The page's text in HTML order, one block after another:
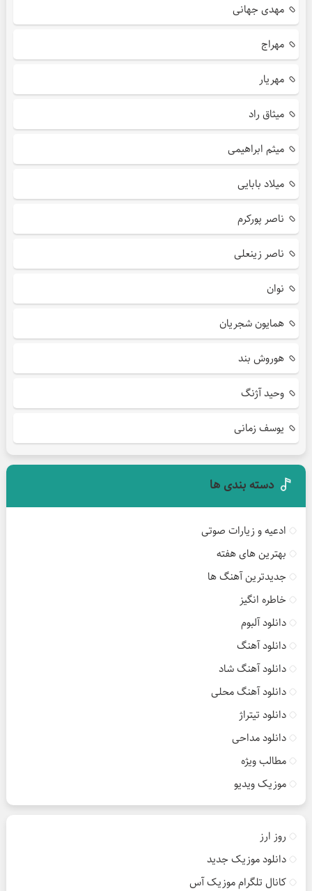
مهدی جهانی
مهراج
مهریار
میثاق راد
میثم ابراهیمی
میلاد بابایی
ناصر پورکرم
ناصر زینعلی
نوان
همایون شجریان
هوروش بند
وحید آژنگ
یوسف زمانی
دسته بندی ها
ادعیه و زیارات صوتی
بهترین های هفته
جدیدترین آهنگ ها
خاطره انگیز
دانلود آلبوم
دانلود آهنگ
دانلود آهنگ شاد
دانلود آهنگ محلی
دانلود تیتراژ
دانلود مداحی
مطالب ویژه
موزیک ویدیو
روز ارز
دانلود موزیک جدید
کانال تلگرام موزیک آس